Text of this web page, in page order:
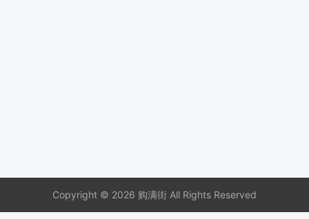
Copyright © 2026 购满街 All Rights Reserved